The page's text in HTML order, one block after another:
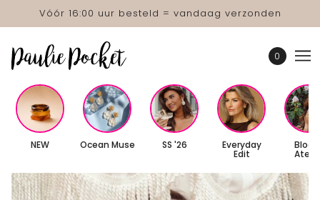
Vóór 16:00 uur besteld = vandaag verzonden
0
NEW Ocean Muse SS '26 Everyday
Edit